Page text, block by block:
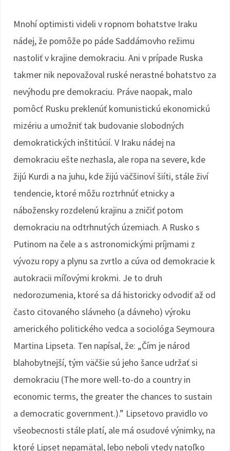
Mnohí optimisti videli v ropnom bohatstve Iraku
nádej, že pomôže po páde Saddámovho režimu
nastoliť v krajine demokraciu. Ani v prípade Ruska
takmer nik nepovažoval ruské nerastné bohatstvo za
nevýhodu pre demokraciu. Práve naopak, malo
pomôcť Rusku preklenúť komunistickú ekonomickú
mizériu a umožniť tak budovanie slobodných
demokratických inštitúcií. V Iraku nádej na
demokraciu ešte nezhasla, ale ropa na severe, kde
žijú Kurdi a na juhu, kde žijú väčšinoví šiíti, stále živí
tendencie, ktoré môžu roztrhnúť etnicky a
nábožensky rozdelenú krajinu a zničiť potom
demokraciu na odtrhnutých územiach. A Rusko s
Putinom na čele a s astronomickými príjmami z
vývozu ropy a plynu sa zvrtlo a cúva od demokracie k
autokracii míľovými krokmi. Je to druh
nedorozumenia, ktoré sa dá historicky odvodiť až od
často citovaného slávneho (a dávneho) výroku
amerického politického vedca a sociológa Seymoura
Martina Lipseta. Ten napísal, že: „Čím je národ
blahobytnejší, tým väčšie sú jeho šance udržať si
demokraciu (The more well-to-do a country in
economic terms, the greater the chances to sustain
a democratic government.).” Lipsetovo pravidlo vo
všeobecnosti stále platí, ale má osudové výnimky, na
ktoré Lipset nepamätal, lebo neboli vtedy natoľko